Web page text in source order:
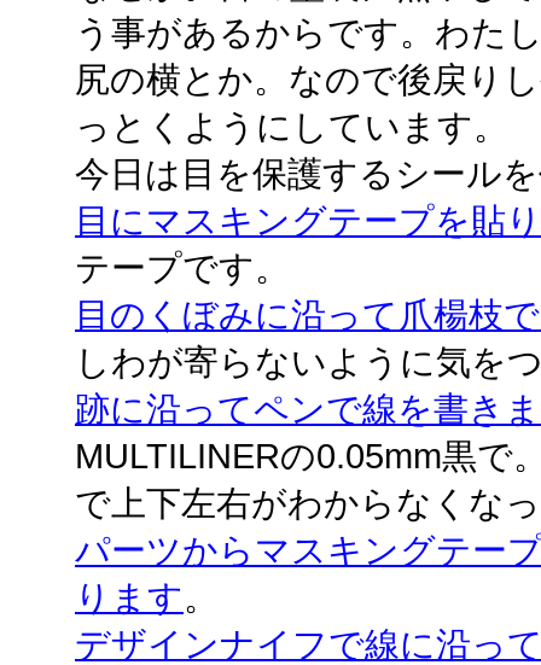
う事があるからです。わた
尻の横とか。なので後戻り
っとくようにしています。
今日は目を保護するシール
目にマスキングテープを貼
テープです。
目のくぼみに沿って爪楊枝
しわが寄らないように気を
跡に沿ってペンで線を書き
MULTILINERの0.05mm黒で
で上下左右がわからなくな
パーツからマスキングテー
ります。
デザインナイフで線に沿っ